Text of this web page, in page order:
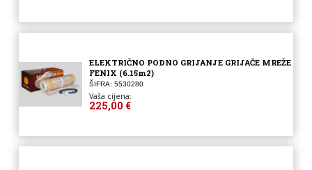
ELEKTRIČNO PODNO GRIJANJE GRIJAČE MREŽE
FENIX (6.15m2)
ŠIFRA: 5530280
Vaša cijena:
225,00 €